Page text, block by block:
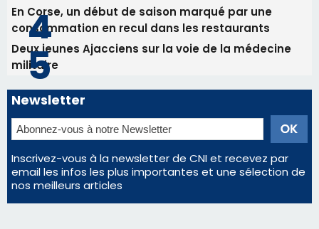
En Corse, un début de saison marqué par une
consommation en recul dans les restaurants
Deux jeunes Ajacciens sur la voie de la médecine
militaire
Newsletter
Inscrivez-vous à la newsletter de CNI et recevez par
email les infos les plus importantes et une sélection de
nos meilleurs articles